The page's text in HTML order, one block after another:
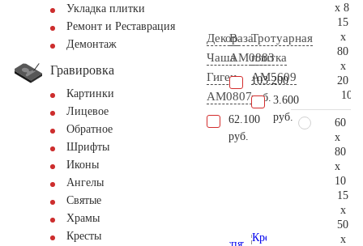
Укладка плитки
Ремонт и Реставрация
Демонтаж
Гравировка
Картинки
Лицевое
Обратное
Шрифты
Иконы
Ангелы
Святые
Храмы
Кресты
Декор
Чаша
Гигеи
AM0807
62.100
руб.
Ваза
AM0883
103.200
руб.
Тротуарная
плитка
AM5609
3.600
руб.
x 8
15
x
80
x
20
60
x
80
x
10
15
x
50
x